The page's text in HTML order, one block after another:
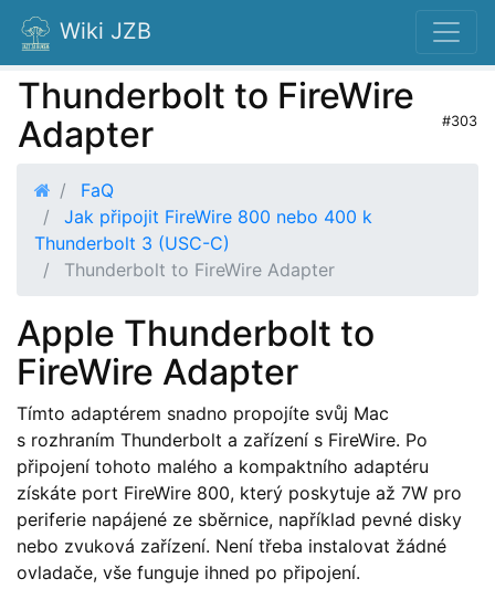
Wiki JZB
Thunderbolt to FireWire
Adapter
#303
FaQ
Jak připojit FireWire 800 nebo 400 k
Thunderbolt 3 (USC-C)
Thunderbolt to FireWire Adapter
Apple Thunderbolt to
FireWire Adapter
Tímto adaptérem snadno propojíte svůj Mac
s rozhraním Thunderbolt a zařízení s FireWire. Po
připojení tohoto malého a kompaktního adaptéru
získáte port FireWire 800, který poskytuje až 7W pro
periferie napájené ze sběrnice, například pevné disky
nebo zvuková zařízení. Není třeba instalovat žádné
ovladače, vše funguje ihned po připojení.